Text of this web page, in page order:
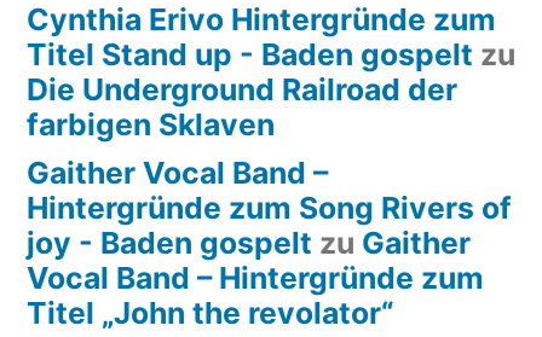
Cynthia Erivo Hintergründe zum
Titel Stand up - Baden gospelt zu
Die Underground Railroad der
farbigen Sklaven
Gaither Vocal Band –
Hintergründe zum Song Rivers of
joy - Baden gospelt zu Gaither
Vocal Band – Hintergründe zum
Titel „John the revolator“